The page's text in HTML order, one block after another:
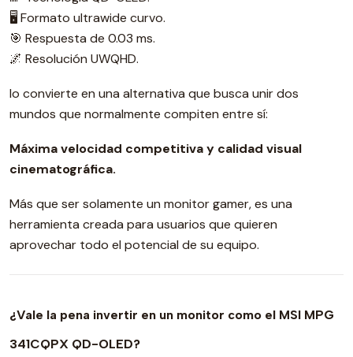
🖥️ Formato ultrawide curvo.
🎯 Respuesta de 0.03 ms.
🌌 Resolución UWQHD.
lo convierte en una alternativa que busca unir dos
mundos que normalmente compiten entre sí:
Máxima velocidad competitiva y calidad visual
cinematográfica.
Más que ser solamente un monitor gamer, es una
herramienta creada para usuarios que quieren
aprovechar todo el potencial de su equipo.
¿Vale la pena invertir en un monitor como el MSI MPG
341CQPX QD-OLED?